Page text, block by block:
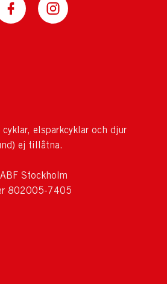
elsparkcyklar och djur
ej tillåtna.
Stockholm
802005-7405